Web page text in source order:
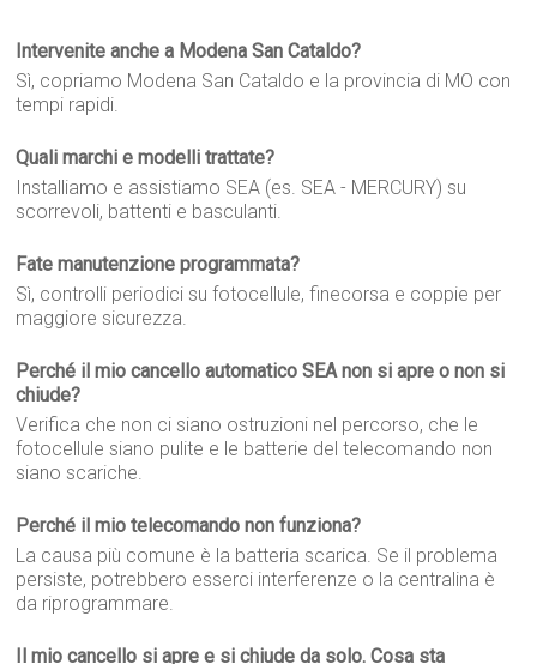
Intervenite anche a Modena San Cataldo?
Sì, copriamo Modena San Cataldo e la provincia di MO con
tempi rapidi.
Quali marchi e modelli trattate?
Installiamo e assistiamo SEA (es. SEA - MERCURY) su
scorrevoli, battenti e basculanti.
Fate manutenzione programmata?
Sì, controlli periodici su fotocellule, finecorsa e coppie per
maggiore sicurezza.
Perché il mio cancello automatico SEA non si apre o non si
chiude?
Verifica che non ci siano ostruzioni nel percorso, che le
fotocellule siano pulite e le batterie del telecomando non
siano scariche.
Perché il mio telecomando non funziona?
La causa più comune è la batteria scarica. Se il problema
persiste, potrebbero esserci interferenze o la centralina è
da riprogrammare.
Il mio cancello si apre e si chiude da solo. Cosa sta